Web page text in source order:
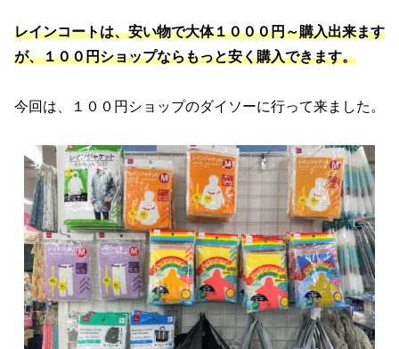
レインコートは、安い物で大体１０００円～購入出来ます
が、１００円ショップならもっと安く購入できます。
今回は、１００円ショップのダイソーに行って来ました。